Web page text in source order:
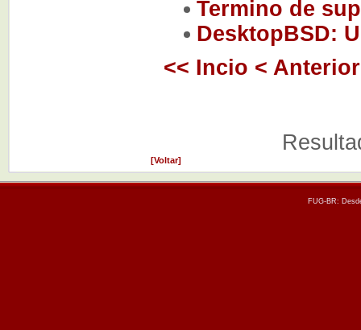
Termino de
DesktopBSD:
<< Incio < Anterior
[Voltar]
FUG-BR: